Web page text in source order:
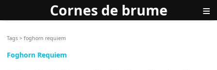
Cornes de brume ≡
Tags >foghorn requiem
Foghorn Requiem